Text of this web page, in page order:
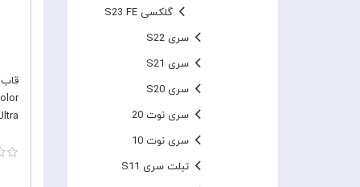
گلکسی S23 FE
سری S22
سری S21
سری S20
سری نوت 20
سری نوت 10
تبلت سری S11